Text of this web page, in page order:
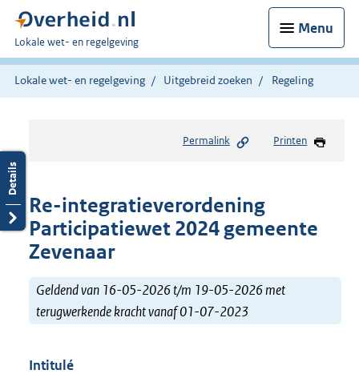
Menu
U
bent
hier:
Lokale wet- en regelgeving
Lokale wet- en regelgeving Uitgebreid zoeken Regeling
Permalink Printen
Re-integratieverordening
Participatiewet 2024 gemeente
Zevenaar
Geldend van 16-05-2026 t/m 19-05-2026 met
terugwerkende kracht vanaf 01-07-2023
Intitulé